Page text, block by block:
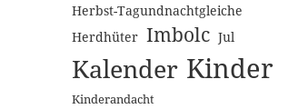
Herbst-Tagundnachtgleiche
Herdhüter Imbolc Jul
Kalender Kinder
Kinderandacht